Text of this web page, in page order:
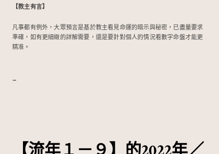
【教主有言】
凡事都有例外，大眾預言是基於教主看見命運的暗示與秘密，已盡量要求
準確，如有更細緻的詳解需要，還是要針對個人的情況看數字命盤才能更
精准。
–